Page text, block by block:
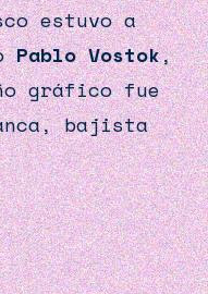
estuvo a
Pablo Vostok,
gráfico fue
bajista